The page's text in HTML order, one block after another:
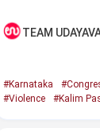
TEAM
#Karnataka
#Violence
#Kalim